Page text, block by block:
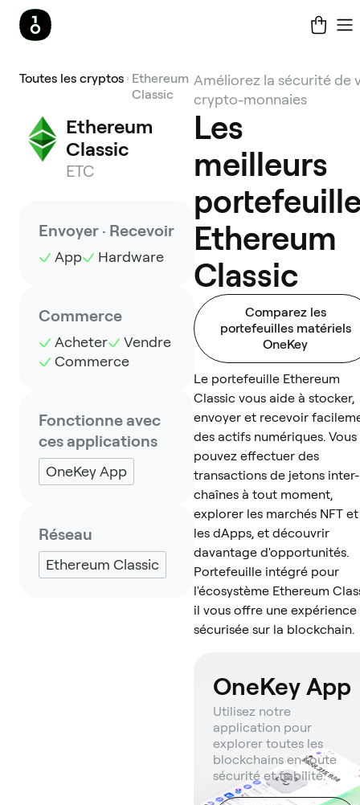
Toutes les cryptos Ethereum
Classic
Ethereum
Classic
ETC
Envoyer · Recevoir
App Hardware
Commerce
Acheter
Vendre
Commerce
Fonctionne avec
ces applications
OneKey App
Réseau
Ethereum Classic
Améliorez la sécurité de
crypto-monnaies
Les
meilleurs
Ethereum
Classic
Comparez les
portefeuilles matériels
OneKey
Le portefeuille Ethereum
Classic vous aide à stocker,
envoyer et recevoir
des actifs numériques. Vous
pouvez effectuer des
transactions de jetons inter-
chaînes à tout moment,
explorer les marchés NFT et
les dApps, et découvrir
davantage d'opportunités.
Portefeuille intégré pour
l'écosystème Ethereum
il vous offre une expérience
sécurisée sur la blockchain.
OneKey App
Utilisez notre
application pour
explorer toutes les
blockchains en toute
sécurité et fiabilité.